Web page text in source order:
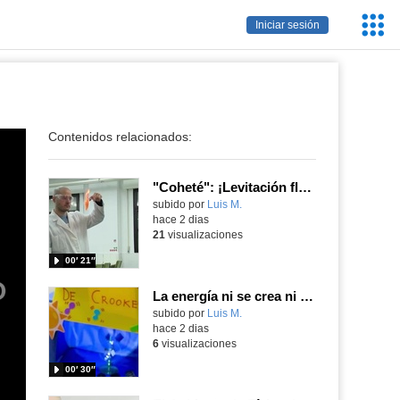
Iniciar sesión
Contenidos relacionados:
"Coheté": ¡Levitación flamígera!
Contenido educativo.
subido por Luis M.
00′ 21″
hace 2 dias
21 visualizaciones
La energía ni se crea ni se destruye... ¡se experimenta! El Tierno en la Feria Madrid es Ciencia 2026
Contenido educativo.
subido por Luis M.
00′ 30″
hace 2 dias
6visualizaciones